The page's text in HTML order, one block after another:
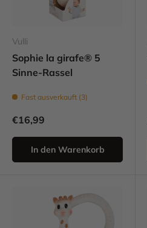
Vulli
Sophie la girafe® 5
Sinne-Rassel
Fast ausverkauft (3)
€16,99
In den Warenkorb